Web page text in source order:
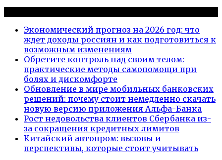
Экономический прогноз на 2026 год: что
ждет доходы россиян и как подготовиться к
возможным изменениям
Обретите контроль над своим телом:
практические методы самопомощи при
болях и дискомфорте
Обновление в мире мобильных банковских
решений: почему стоит немедленно скачать
новую версию приложения Альфа-Банка
Рост недовольства клиентов Сбербанка из-
за сокращения кредитных лимитов
Китайский автопром: вызовы и
перспективы, которые стоит учитывать